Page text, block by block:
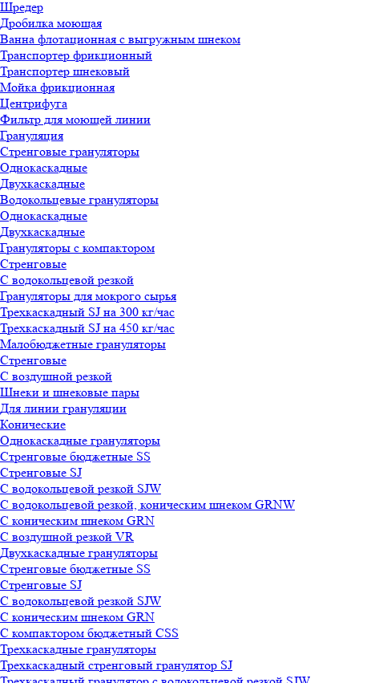
Шредер
Дробилка моющая
Ванна флотационная с выгружным шнеком
Транспортер фрикционный
Транспортер шнековый
Мойка фрикционная
Центрифуга
Фильтр для моющей линии
Грануляция
Стренговые грануляторы
Однокаскадные
Двухкаскадные
Водокольцевые грануляторы
Однокаскадные
Двухкаскадные
Грануляторы с компактором
Стренговые
С водокольцевой резкой
Грануляторы для мокрого сырья
Трехкаскадный SJ на 300 кг/час
Трехкаскадный SJ на 450 кг/час
Малобюджетные грануляторы
Стренговые
С воздушной резкой
Шнеки и шнековые пары
Для линии грануляции
Конические
Однокаскадные грануляторы
Стренговые бюджетные SS
Стренговые SJ
С водокольцевой резкой SJW
С водокольцевой резкой, коническим шнеком GRNW
С коническим шнеком GRN
С воздушной резкой VR
Двухкаскадные грануляторы
Стренговые бюджетные SS
Стренговые SJ
С водокольцевой резкой SJW
С коническим шнеком GRN
С компактором бюджетный CSS
Трехкаскадные грануляторы
Трехкаскадный стренговый гранулятор SJ